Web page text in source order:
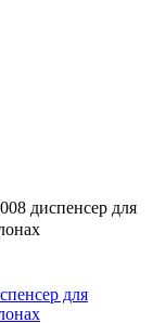
диспенсер для